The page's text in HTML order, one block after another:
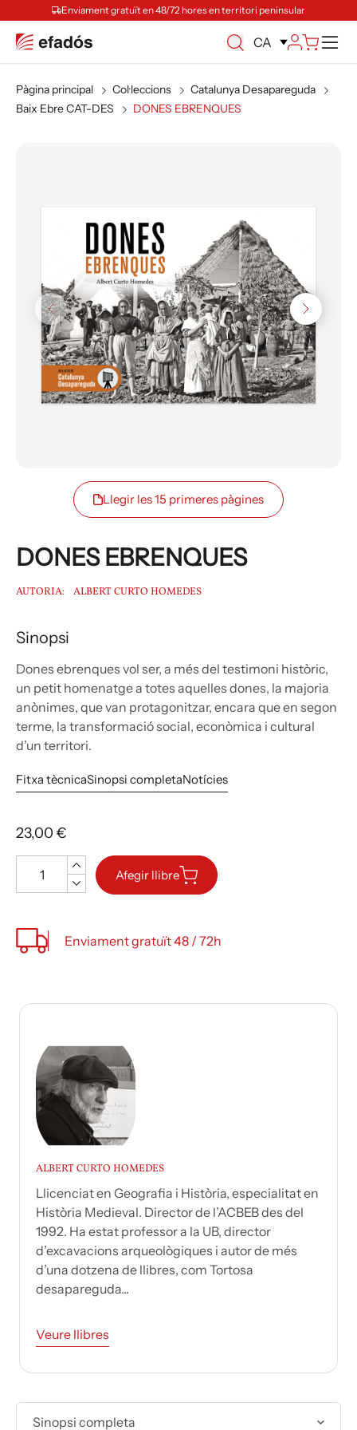
Enviament gratuït en 48/72 hores en territori peninsular
CA
Pàgina principal Col·leccions
Catalunya Desapareguda
Baix Ebre CAT-DES
DONES EBRENQUES
Llegir les 15 primeres pàgines
DONES EBRENQUES
AUTORIA: ALBERT CURTO HOMEDES
Sinopsi
Dones ebrenques vol ser, a més del testimoni històric,
un petit homenatge a totes aquelles dones, la majoria
anònimes, que van protagonitzar, encara que en segon
terme, la transformació social, econòmica i cultural
d’un territori.
Fitxa tècnicaSinopsi completaNotícies
23,00 €
Afegir llibre
Enviament gratuït 48 / 72h
ALBERT CURTO HOMEDES
Llicenciat en Geografia i Història, especialitat en
Història Medieval. Director de l’ACBEB des del
1992. Ha estat professor a la UB, director
d’excavacions arqueològiques i autor de més
d’una dotzena de llibres, com Tortosa
desapareguda...
Veure llibres
Sinopsi completa